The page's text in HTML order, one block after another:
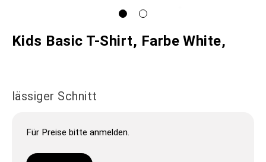
Kids Basic T-Shirt, Farbe White,
lässiger Schnitt
Für Preise bitte anmelden.